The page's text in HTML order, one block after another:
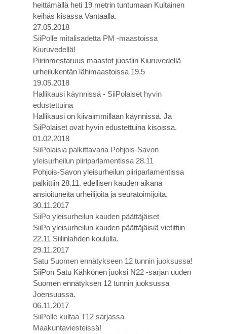
heittämällä heti 19 metrin tuntumaan Kultainen
keihäs kisassa Vantaalla.
27.05.2018
SiiPolle mitalisadetta PM -maastoissa
Kiuruvedellä!
Piirinmestaruus maastot juostiin Kiuruvedellä
urheilukentän lähimaastoissa 19.5
19.05.2018
Hallikausi käynnissä - SiiPolaiset hyvin
edustettuina
Hallikausi on kiivaimmillaan käynnissä. Ja
SiiPolaiset ovat hyvin edustettuina kisoissa.
01.02.2018
SiiPolaisia palkittavana Pohjois-Savon
yleisurheilun piiriparlamentissa 28.11
Pohjois-Savon yleisurheilun piiriparlamentissa
palkittiin 28.11. edellisen kauden aikana
ansioituneita urheilijoita ja seuratoimijoita.
30.11.2017
SiiPo yleisurheilun kauden päättäjäiset
SiiPo yleisurheilun kauden päättäjäisiä vietittiin
22.11 Siilinlahden koululla.
29.11.2017
Satu Suomen ennätykseen 12 tunnin juoksussa!
SiiPon Satu Kähkönen juoksi N22 -sarjan uuden
Suomen ennätyksen 12 tunnin juoksussa
Joensuussa.
06.11.2017
SiiPolle kultaa T12 sarjassa
Maakuntaviesteissä!